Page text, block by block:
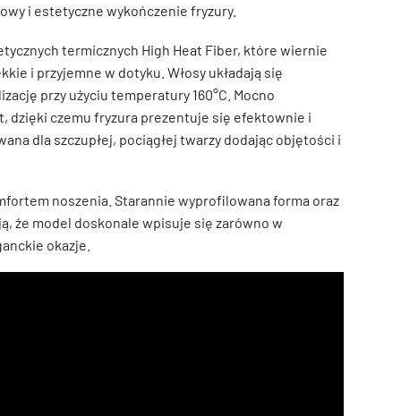
i estetyczne wykończenie fryzury.
termicznych High Heat Fiber, które wiernie
i przyjemne w dotyku. Włosy układają się
przy użyciu temperatury 160°C. Mocno
dzięki czemu fryzura prezentuje się efektownie i
dla szczupłej, pociągłej twarzy dodając objętości i
noszenia. Starannie wyprofilowana forma oraz
że model doskonale wpisuje się zarówno w
okazje.